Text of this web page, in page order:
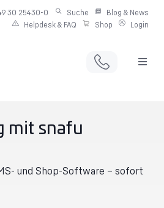
30 25430-0 Suche
Blog & News
Helpdesk & FAQ
Shop Login
mit snafu
und Shop-Software – sofort